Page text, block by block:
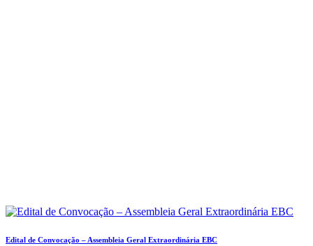
Edital de Convocação – Assembleia Geral Extraordinária EBC